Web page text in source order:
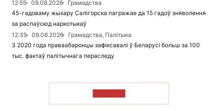
12:55
09.08.2026
Грамадства
45-гадоваму жыхару Салігорска пагражае да 15 гадоў зняволення
за распаўсюд наркотыкаў
12:35
09.08.2026
Грамадства, Палітыка
З 2020 года праваабаронцы зафіксавалі ў Беларусі больш за 100
тыс. фактаў палітычнага пераследу